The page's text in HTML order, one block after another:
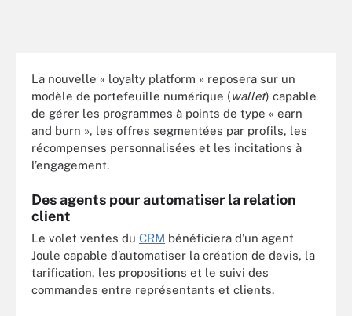
La nouvelle « loyalty platform » reposera sur un
modèle de portefeuille numérique (wallet) capable
de gérer les programmes à points de type « earn
and burn », les offres segmentées par profils, les
récompenses personnalisées et les incitations à
l’engagement.
Des agents pour automatiser la relation
client
Le volet ventes du CRM bénéficiera d’un agent
Joule capable d’automatiser la création de devis, la
tarification, les propositions et le suivi des
commandes entre représentants et clients.